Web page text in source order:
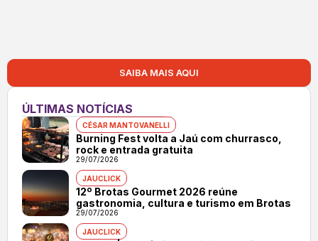
SAIBA MAIS AQUI
ÚLTIMAS NOTÍCIAS
CÉSAR MANTOVANELLI
Burning Fest volta a Jaú com churrasco,
rock e entrada gratuita
29/07/2026
JAUCLICK
12º Brotas Gourmet 2026 reúne
gastronomia, cultura e turismo em Brotas
29/07/2026
JAUCLICK